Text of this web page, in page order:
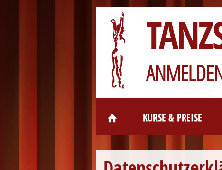
KURSE & PREISE